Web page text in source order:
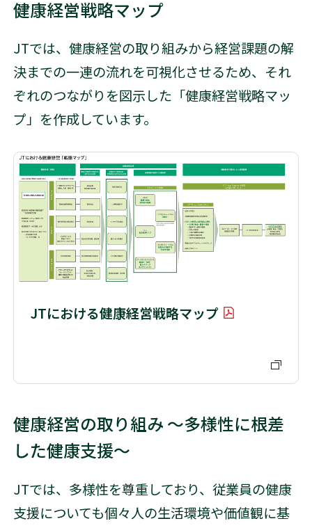
健康経営戦略マップ
JTでは、健康経営の取り組みから経営課題の解
決までの一連の流れを可視化させるため、それ
ぞれのつながりを図示した「健康経営戦略マッ
プ」を作成しています。
JTにおける健康経営戦略マップ
健康経営の取り組み ～多様性に根差
した健康支援～
JTでは、多様性を尊重しており、従業員の健康
支援についても個々人の生活環境や価値観に基